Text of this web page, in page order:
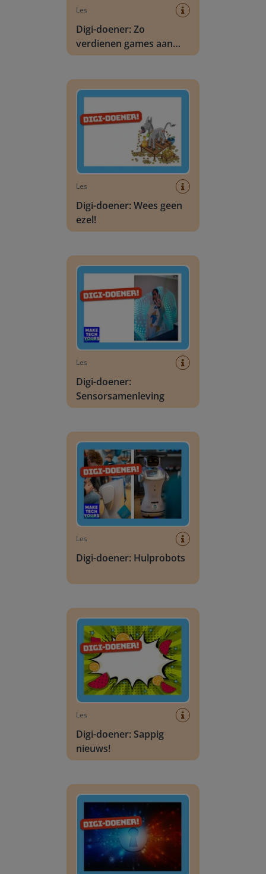
Les
Digi-doener: Zo
verdienen games aan
jou!
Les
Digi-doener: Wees geen
ezel!
Les
Digi-doener:
Sensorsamenleving
Les
Digi-doener: Hulprobots
Les
Digi-doener: Sappig
nieuws!